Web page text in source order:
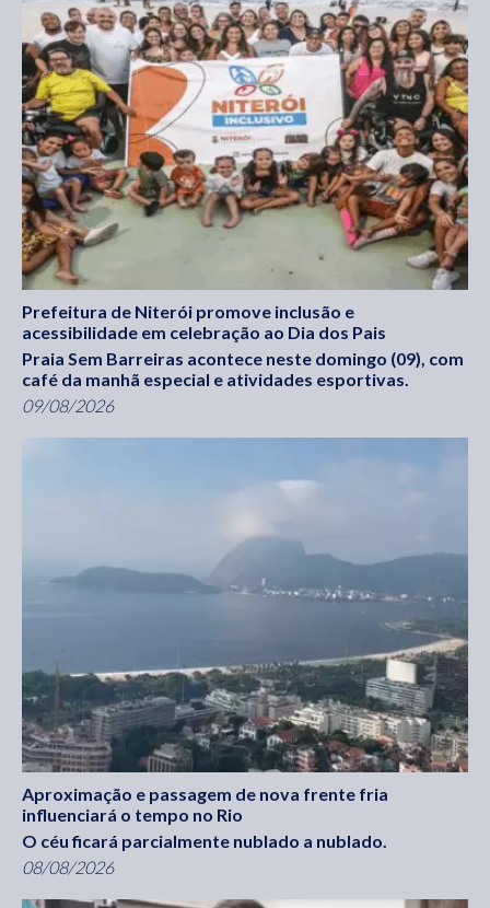
Prefeitura de Niterói promove inclusão e
acessibilidade em celebração ao Dia dos Pais
Praia Sem Barreiras acontece neste domingo (09), com
café da manhã especial e atividades esportivas.
09/08/2026
Aproximação e passagem de nova frente fria
influenciará o tempo no Rio
O céu ficará parcialmente nublado a nublado.
08/08/2026